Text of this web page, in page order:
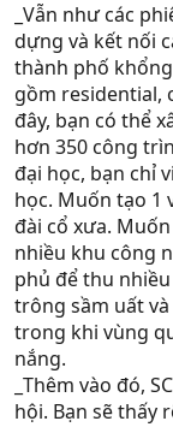
_Vẫn như các
dựng và kết nối
thành phố
gồm residential,
đây, bạn có thể
hơn 350 công
đại học, bạn chỉ
học. Muốn tạo 1
đài cổ xưa.
nhiều khu công
phủ để thu
trông sầm uất
trong khi vùng
nắng.
_Thêm vào đó,
hội. Bạn sẽ thấy